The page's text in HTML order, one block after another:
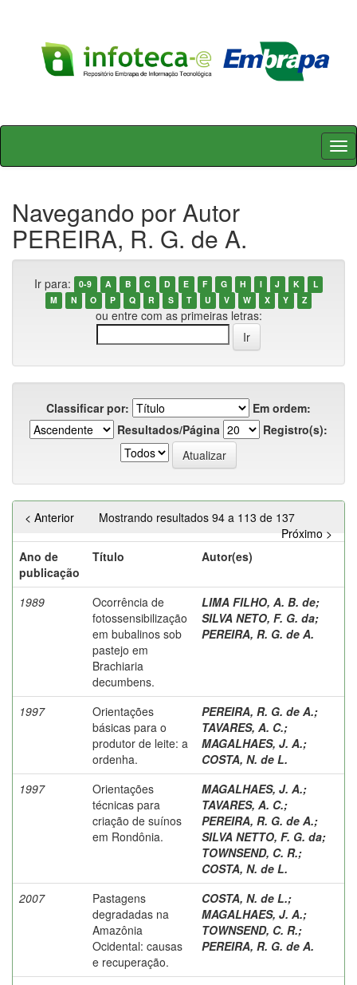
Skip
Navegando por Autor
PEREIRA, R. G. de A.
Ir para: 0-9 A B C D E F G H I J K
L
M
N O P Q R S T U V W X Y Z
ou entre com as primeiras letras:
Classificar por:
Em ordem:
Resultados/Página
Registro(s):
Mostrando resultados 94 a 113 de 137
< Anterior
Próximo >
Ano de
publicação
Título Autor(es)
1989
Ocorrência de
fotossensibilização
em bubalinos sob
pastejo em
Brachiaria
decumbens.
LIMA FILHO, A. B. de;
SILVA NETO, F. G. da;
PEREIRA, R. G. de A.
1997
Orientações
básicas para o
produtor de leite: a
ordenha.
PEREIRA, R. G. de A.;
TAVARES, A. C.;
MAGALHAES, J. A.;
COSTA, N. de L.
1997
Orientações
técnicas para
criação de suínos
em Rondônia.
MAGALHAES, J. A.;
TAVARES, A. C.;
PEREIRA, R. G. de A.;
SILVA NETTO, F. G. da;
TOWNSEND, C. R.;
COSTA, N. de L.
2007
Pastagens
degradadas na
Amazônia
Ocidental: causas
e recuperação.
COSTA, N. de L.;
MAGALHAES, J. A.;
TOWNSEND, C. R.;
PEREIRA, R. G. de A.